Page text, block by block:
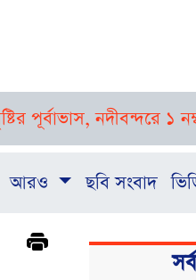
নদীবন্দরে ১ নম্বর সতর্ক
আরও ছবি সংবাদ